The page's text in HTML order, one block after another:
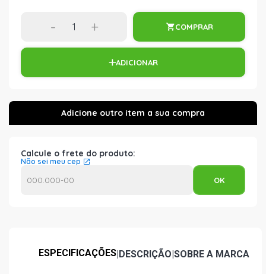
- + COMPRAR
ADICIONAR
Calcule o frete do produto:
Não sei meu cep
ESPECIFICAÇÕES|DESCRIÇÃO|SOBRE A MARCA